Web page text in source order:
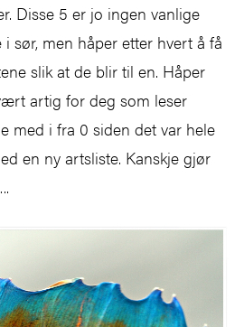
Disse 5 er jo ingen vanlige
sør, men håper etter hvert å få
slik at de blir til en. Håper
artig for deg som leser
med i fra 0 siden det var hele
en ny artsliste. Kanskje gjør